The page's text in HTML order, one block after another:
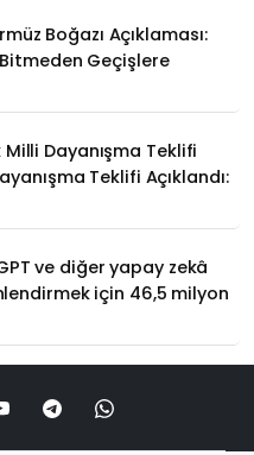
Boğazı Açıklaması:
Geçişlere
Dayanışma Teklifi
Teklifi Açıklandı:
ve diğer yapay zekâ
için 46,5 milyon